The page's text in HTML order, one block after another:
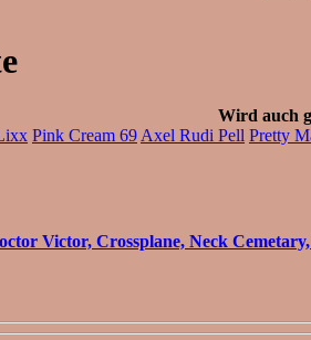
Wird auch
Pink Cream 69 Axel Rudi Pell Pretty
Victor, Crossplane, Neck